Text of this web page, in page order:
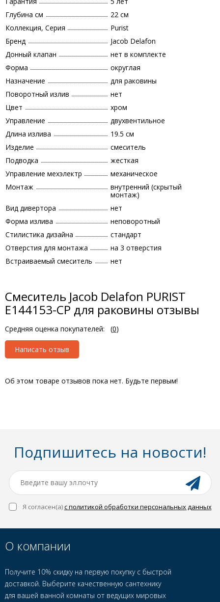
Глубина см
22 см
Коллекция, Серия
Purist
Бренд
Jacob Delafon
Донный клапан
нет в комплекте
Форма
округлая
Назначение
для раковины
Поворотный излив
нет
Цвет
хром
Управление
двухвентильное
Длина излива
19.5 см
Изделие
смеситель
Подводка
жесткая
Управление мехэлектр
механическое
Монтаж
внутренний (скрытый
монтаж)
Вид дивертора
нет
Форма излива
неповоротный
Стилистика дизайна
стандарт
Отверстия для монтажа
на 3 отверстия
Встраиваемый смеситель
нет
Cмеситель Jacob Delafon PURIST
E144153-CP для раковины отзывы
Средняя оценка покупателей: (0)
Написать отзыв
Об этом товаре отзывов пока нет. Будьте первым!
Подпишитесь на новости!
Я согласен(a)с политикой обработки персональных данных
О компании
Получите 10% скидку на первую покупку с быстрой
доставкой. Выберите качественную сантехнику
для вашей ванной комнаты от ведущих мировых